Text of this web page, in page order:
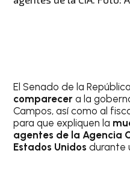
El Senado de la
comparecer a la
Campos, así como al
para que expliquen la
agentes de la Agencia
Estados Unidos durante